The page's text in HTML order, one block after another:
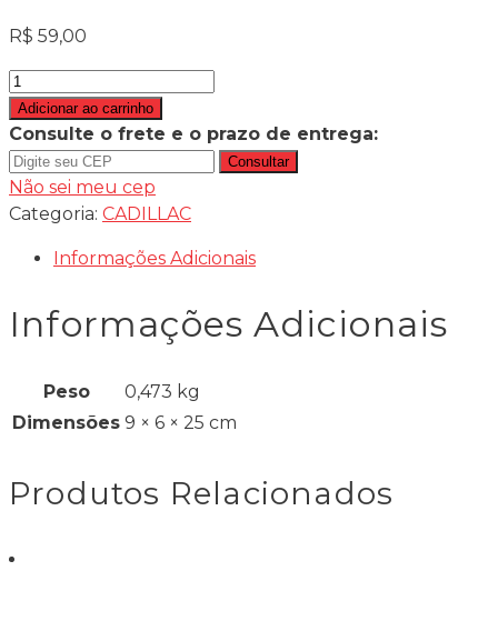
R$ 59,00
Adicionar ao carrinho
Consulte o frete e o prazo de entrega:
Consultar
Não sei meu cep
Categoria: CADILLAC
Informações Adicionais
Informações Adicionais
Peso
0,473 kg
Dimensões 9 × 6 × 25 cm
Produtos Relacionados